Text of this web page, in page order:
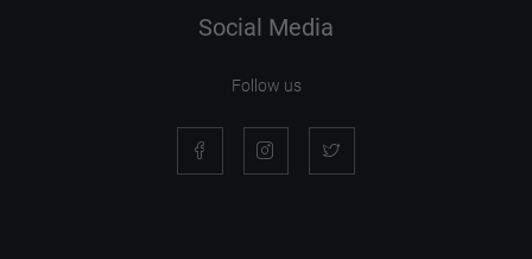
Social Media
Follow us